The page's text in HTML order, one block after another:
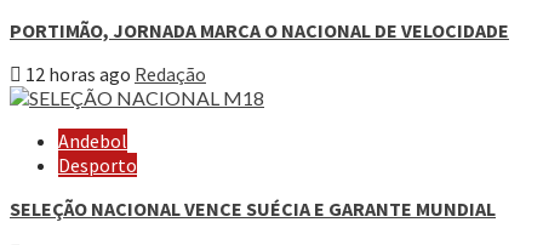
PORTIMÃO, JORNADA MARCA O NACIONAL DE VELOCIDADE
12 horas ago Redação
Andebol
Desporto
SELEÇÃO NACIONAL VENCE SUÉCIA E GARANTE MUNDIAL